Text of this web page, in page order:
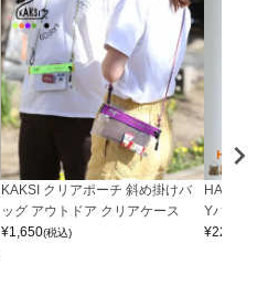
KAKSI クリアポーチ 斜め掛けバ
ッグ アウトドア クリアケース
¥1,650(税込)
Yバッグ
¥22,000